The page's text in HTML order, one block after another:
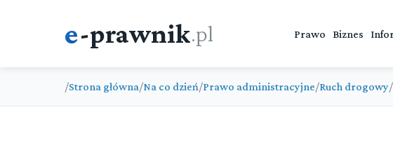
e-prawnik.pl Prawo Biznes
/Strona główna/Na co dzień/Prawo administracyjne/Ruch drogowy/